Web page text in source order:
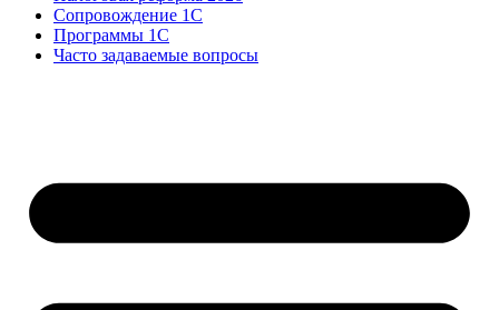
Сопровождение 1С
Программы 1С
Часто задаваемые вопросы